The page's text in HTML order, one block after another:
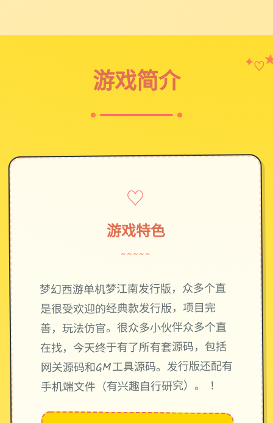
游戏简介
✦♡
♡
游戏特色
~~~~~
梦幻西游单机梦江南发行版，众多个直
是很受欢迎的经典款发行版，项目完
善，玩法仿官。很众多小伙伴众多个直
在找，今天终于有了所有套源码，包括
网关源码和GM工具源码。发行版还配有
手机端文件（有兴趣自行研究）。 ！